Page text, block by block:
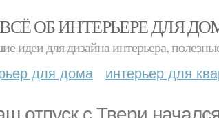
ВСЁ ОБ ИНТЕРЬЕРЕ ДЛЯ
идеи для дизайна интерьера,
для дома интерьер для